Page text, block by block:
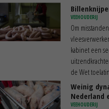
VEEHOUDERIJ
Om
kabinet een
de Wet
Weinig
Nederland
VEEHOUDERIJ